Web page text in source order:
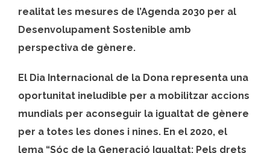
realitat les mesures de l’Agenda 2030 per al
Desenvolupament Sostenible amb
perspectiva de gènere.
El Dia Internacional de la Dona representa una
oportunitat ineludible per a mobilitzar accions
mundials per aconseguir la igualtat de gènere
per a totes les dones i nines. En el 2020, el
lema “Sóc de la Generació Igualtat: Pels drets